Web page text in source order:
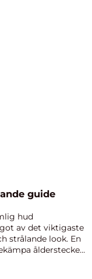
guide
hud
av det viktigaste
strålande look. En
ålderstecken